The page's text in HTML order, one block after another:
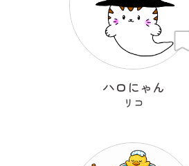
ハロにゃん
リコ